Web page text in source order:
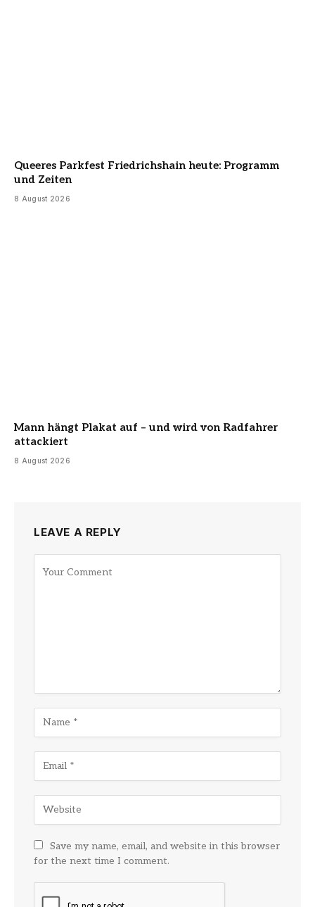
Queeres Parkfest Friedrichshain heute: Programm
und Zeiten
8 August 2026
Mann hängt Plakat auf – und wird von Radfahrer
attackiert
8 August 2026
LEAVE A REPLY
Save my name, email, and website in this browser
for the next time I comment.